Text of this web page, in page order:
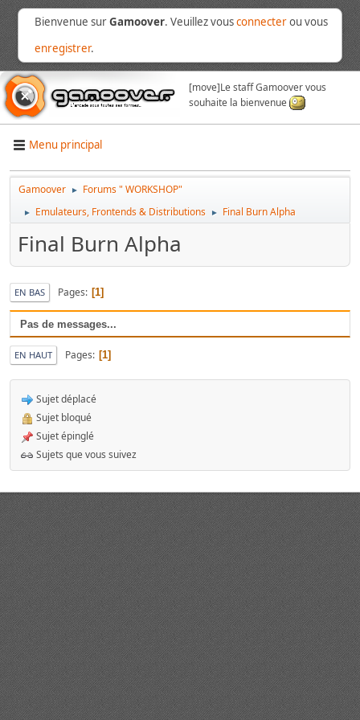
Bienvenue surGamoover. Veuillez vousconnecterou vous
enregistrer.
[move]Le staff Gamoover vous
souhaite la bienvenue
Menu principal
Gamoover ► Forums " WORKSHOP"
► Emulateurs, Frontends & Distributions ► Final Burn Alpha
Final Burn Alpha
EN BAS Pages 1
Pas de messages...
EN HAUT Pages 1
Sujet déplacé
Sujet bloqué
Sujet épinglé
Sujets que vous suivez